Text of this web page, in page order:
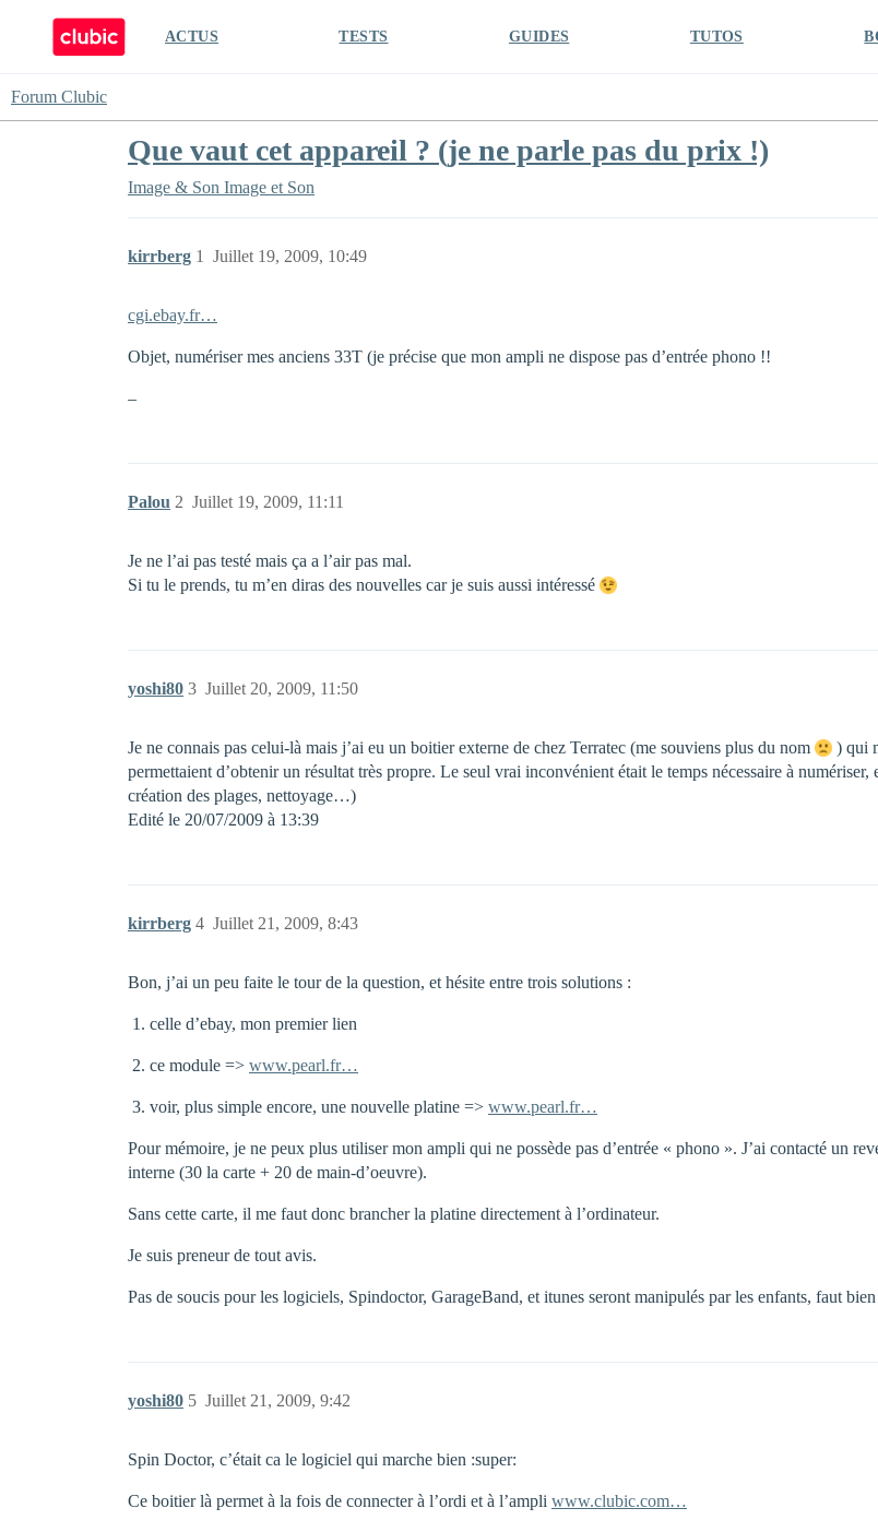
ACTUS TESTS GUIDES TUTOS
Forum Clubic
Que vaut cet appareil ? (je ne parle pas du prix !)
Image & Son Image et Son
kirrberg Juillet 19, 2009, 10:49
1
cgi.ebay.fr…
Objet, numériser mes anciens 33T (je précise que mon ampli ne dispose pas d’entrée phono !!
–
Palou Juillet 19, 2009, 11:11
2
Je ne l’ai pas testé mais ça a l’air pas mal.
Si tu le prends, tu m’en diras des nouvelles car je suis aussi intéressé
yoshi80 Juillet 20, 2009, 11:50
3
Je ne connais pas celui-là mais j’ai eu un boitier externe de chez Terratec (me souviens plus du nom
) qui
permettaient d’obtenir un résultat très propre. Le seul vrai inconvénient était le temps nécessaire à
création des plages, nettoyage…)
Edité le 20/07/2009 à 13:39
kirrberg Juillet 21, 2009, 8:43
4
Bon, j’ai un peu faite le tour de la question, et hésite entre trois solutions :
celle d’ebay, mon premier lien
ce module => www.pearl.fr…
voir, plus simple encore, une nouvelle platine => www.pearl.fr…
Pour mémoire, je ne peux plus utiliser mon ampli qui ne possède pas d’entrée « phono ». J’ai contacté un
interne (30 la carte + 20 de main-d’oeuvre).
Sans cette carte, il me faut donc brancher la platine directement à l’ordinateur.
Je suis preneur de tout avis.
Pas de soucis pour les logiciels, Spindoctor, GarageBand, et itunes seront manipulés par les enfants, faut
yoshi80 Juillet 21, 2009, 9:42
5
Spin Doctor, c’était ca le logiciel qui marche bien :super:
Ce boitier là permet à la fois de connecter à l’ordi et à l’ampli www.clubic.com…